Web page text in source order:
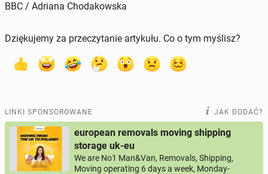
BBC / Adriana Chodakowska
Dziękujemy za przeczytanie artykułu. Co o tym myślisz?
LINKI SPONSOROWANE JAK DODAĆ?
european removals moving shipping
storage uk-eu
We are No1 Man&Van, Removals, Shipping,
Moving operating 6 days a week, Monday-